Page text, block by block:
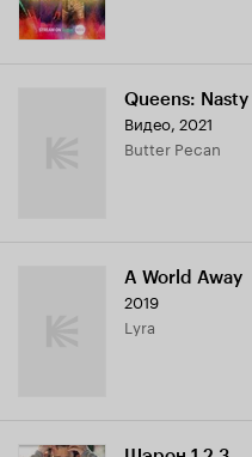
Queens: Nasty
Видео, 2021
Butter Pecan
A World Away
2019
Lyra